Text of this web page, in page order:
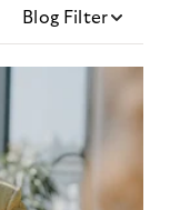
Blog Filter